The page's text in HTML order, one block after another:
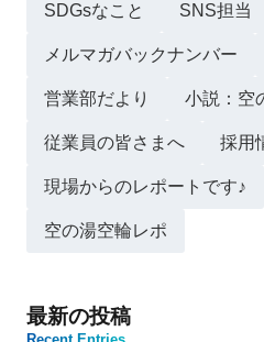
SDGsなこと SNS担当
メルマガバックナンバー
営業部だより 小説：空
従業員の皆さまへ 採用
現場からのレポートです♪
空の湯空輪レポ
最新の投稿